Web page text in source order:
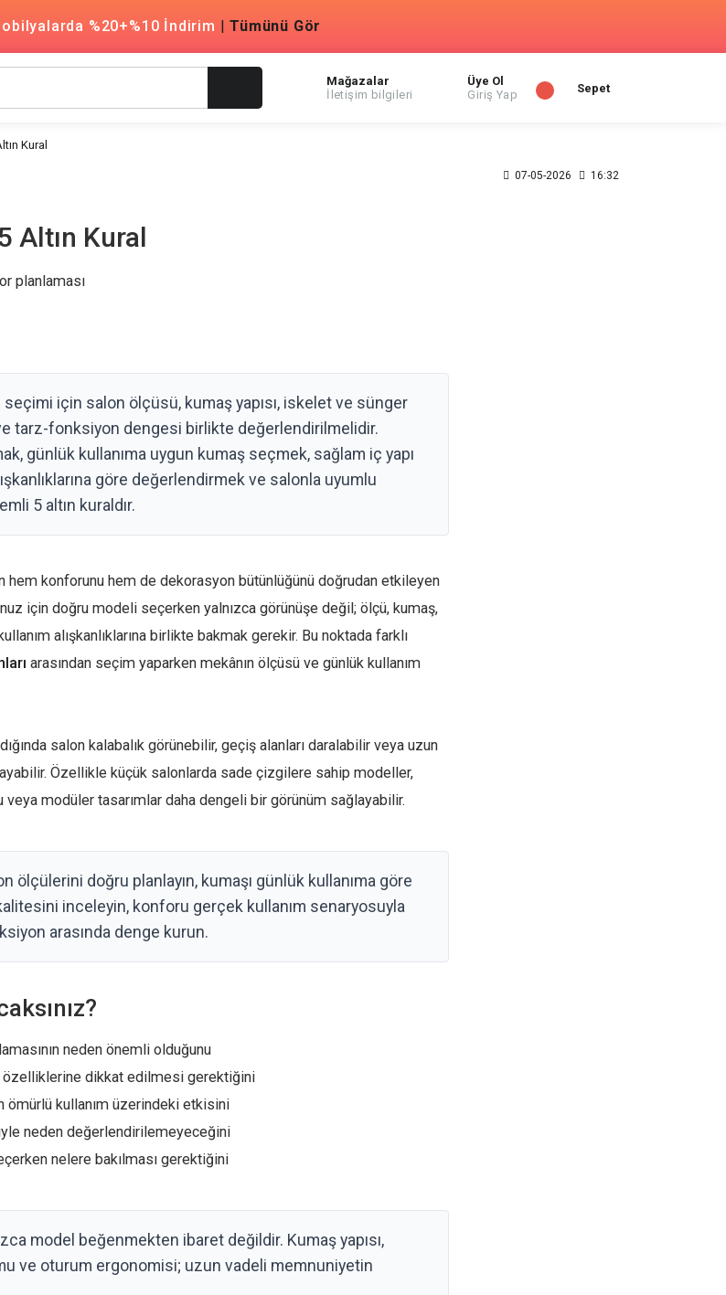
%20+%10 İndirim |Tümünü Gör
Mağazalar
İletişim bilgileri
Üye Ol
Giriş Yap
Sepet
Kural
07-05-2026 16:32
Altın Kural
seçimi için salon ölçüsü, kumaş yapısı, iskelet ve sünger
tarz-fonksiyon dengesi birlikte değerlendirilmelidir.
günlük kullanıma uygun kumaş seçmek, sağlam iç yapı
göre değerlendirmek ve salonla uyumlu
5 altın kuraldır.
hem konforunu hem de dekorasyon bütünlüğünü doğrudan etkileyen
için doğru modeli seçerken yalnızca görünüşe değil; ölçü, kumaş,
alışkanlıklarına birlikte bakmak gerekir. Bu noktada farklı
arasından seçim yaparken mekânın ölçüsü ve günlük kullanım
salon kalabalık görünebilir, geçiş alanları daralabilir veya uzun
Özellikle küçük salonlarda sade çizgilere sahip modeller,
modüler tasarımlar daha dengeli bir görünüm sağlayabilir.
ölçülerini doğru planlayın, kumaşı günlük kullanıma göre
inceleyin, konforu gerçek kullanım senaryosuyla
arasında denge kurun.
neden önemli olduğunu
özelliklerine dikkat edilmesi gerektiğini
kullanım üzerindeki etkisini
neden değerlendirilemeyeceğini
nelere bakılması gerektiğini
model beğenmekten ibaret değildir. Kumaş yapısı,
ve oturum ergonomisi; uzun vadeli memnuniyetin